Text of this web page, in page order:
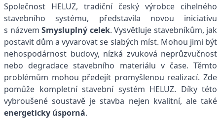
Společnost HELUZ, tradiční český výrobce cihelného
stavebního systému, představila novou iniciativu
s názvem Smysluplný celek. Vysvětluje stavebníkům, jak
postavit dům a vyvarovat se slabých míst. Mohou jimi být
nehospodárnost budovy, nízká zvuková neprůzvučnost
nebo degradace stavebního materiálu v čase. Těmto
problémům mohou předejít promyšlenou realizací. Zde
pomůže kompletní stavební systém HELUZ. Díky této
vybroušené soustavě je stavba nejen kvalitní, ale také
energeticky úsporná.